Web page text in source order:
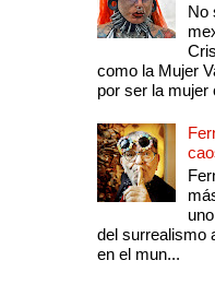
No
como la Mujer
por ser la mujer
del surrealismo
en el mun...